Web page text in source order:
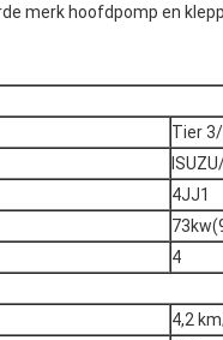
merk hoofdpomp en
Tier 3/
4JJ1
4
4,2